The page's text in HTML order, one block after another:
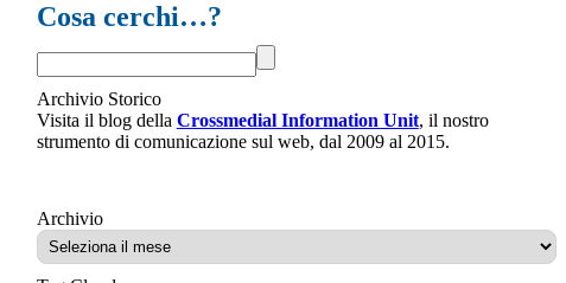
Cosa cerchi…?
Archivio Storico
Visita il blog della Crossmedial Information Unit, il nostro
strumento di comunicazione sul web, dal 2009 al 2015.
ArchivioArchivio